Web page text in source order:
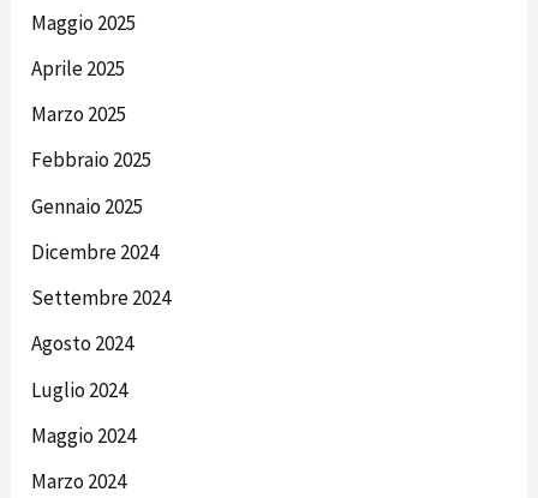
Maggio 2025
Aprile 2025
Marzo 2025
Febbraio 2025
Gennaio 2025
Dicembre 2024
Settembre 2024
Agosto 2024
Luglio 2024
Maggio 2024
Marzo 2024